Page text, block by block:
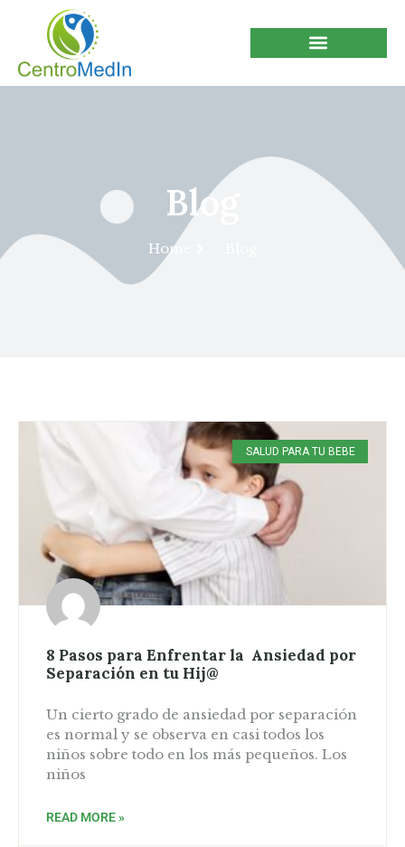
Blog
Home
SALUD PARA TU BEBE
8 Pasos para Enfrentar la Ansiedad por
Separación en tu Hij@
Un cierto grado de ansiedad por separación
es normal y se observa en casi todos los
niños sobre todo en los más pequeños. Los
niños
READ MORE »